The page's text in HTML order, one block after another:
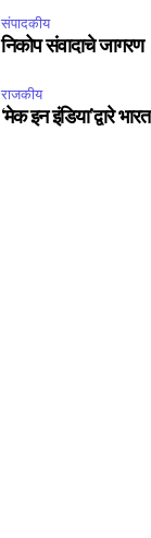
75
संपादकीय
निकोप संवादाचे जागरण
राजकीय
‘मेक इन इंडिया’द्वारे